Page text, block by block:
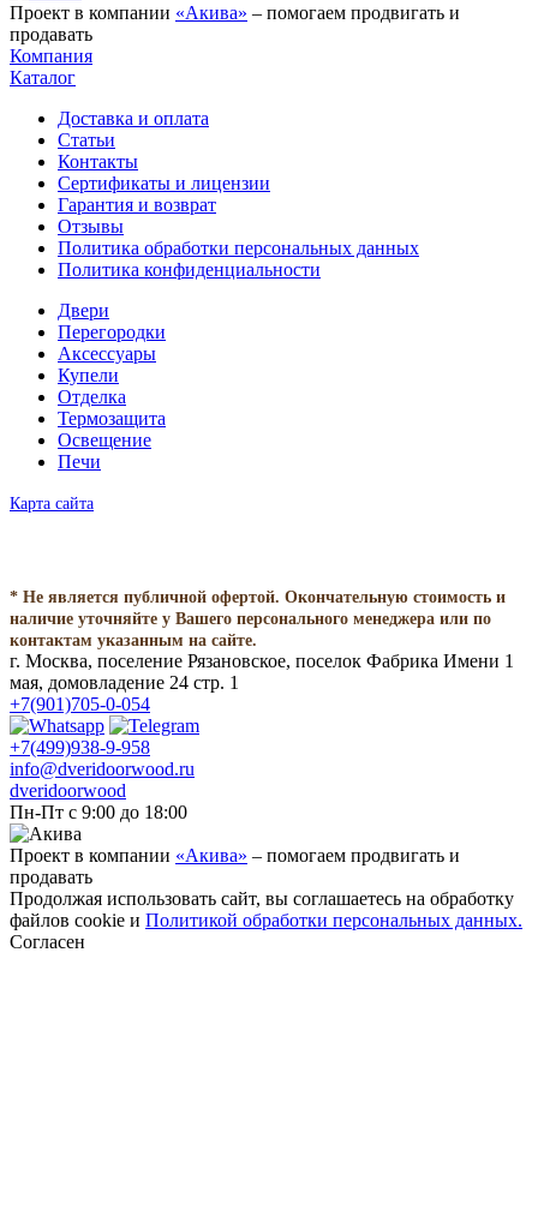
Проект в компании «Акива» – помогаем продвигать и
продавать
Компания
Каталог
Доставка и оплата
Статьи
Контакты
Сертификаты и лицензии
Гарантия и возврат
Отзывы
Политика обработки персональных данных
Политика конфиденциальности
Двери
Перегородки
Аксессуары
Купели
Отделка
Термозащита
Освещение
Печи
Карта сайта
* Не является публичной офертой. Окончательную стоимость и
наличие уточняйте у Вашего персонального менеджера или по
контактам указанным на сайте.
г. Москва, поселение Рязановское, поселок Фабрика Имени 1
мая, домовладение 24 стр. 1
+7(901)705-0-054
+7(499)938-9-958
info@dveridoorwood.ru
dveridoorwood
Пн-Пт с 9:00 до 18:00
Проект в компании «Акива» – помогаем продвигать и
продавать
Продолжая использовать сайт, вы соглашаетесь на обработку
файлов cookie и Политикой обработки персональных данных.
Согласен